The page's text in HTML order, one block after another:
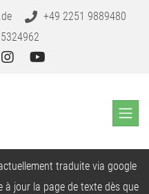
+49 2251 9889480
traduite via google
jour la page de texte dès que